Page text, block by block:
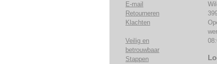
E-mail
Retourneren
Klachten
Veilig en
betrouwbaar
Stappen